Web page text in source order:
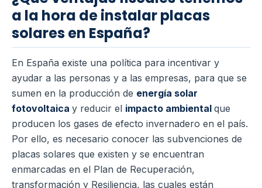
a la hora de instalar placas
solares en España?
En España existe una política para incentivar y
ayudar a las personas y a las empresas, para que se
sumen en la producción de energía solar
fotovoltaica y reducir el impacto ambiental que
producen los gases de efecto invernadero en el país.
Por ello, es necesario conocer las subvenciones de
placas solares que existen y se encuentran
enmarcadas en el Plan de Recuperación,
transformación y Resiliencia, las cuales están